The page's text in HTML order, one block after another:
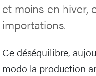
et moins en hiver,
importations.
Ce déséquilibre,
modo la production